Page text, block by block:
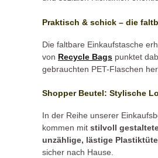
Praktisch & schick – die
Die faltbare Einkaufstasche
von Recycle Bags punktet
gebrauchten PET-Flaschen
Shopper Beutel: Stylische
In der Reihe unserer
kommen mit stilvoll
unzählige, lästige
sicher nach Hause.